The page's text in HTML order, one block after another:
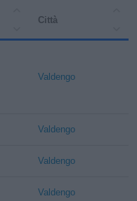
Città
Valdengo
Valdengo
Valdengo
Valdengo